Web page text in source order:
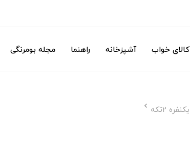
کالای خواب آشپزخانه راهنما مجله بومرنگی